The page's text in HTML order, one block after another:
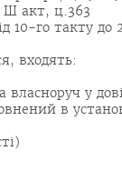
акт, ц.363
10-го такту до
входять:
власноруч у
в